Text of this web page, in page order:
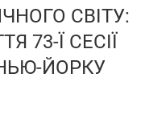
СВІТУ:
73-Ї СЕСІЇ
ЙОРКУ